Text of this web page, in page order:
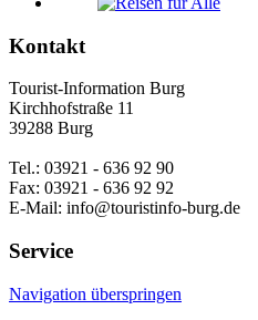
Kontakt
Tourist-Information Burg
Kirchhofstraße 11
39288 Burg
Tel.: 03921 - 636 92 90
Fax: 03921 - 636 92 92
E-Mail: info@touristinfo-burg.de
Service
Navigation überspringen